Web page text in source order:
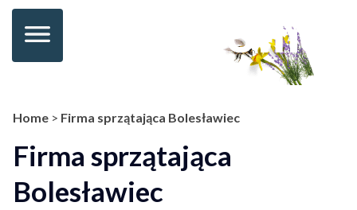
Home > Firma sprzątająca Bolesławiec
Firma sprzątająca
Bolesławiec